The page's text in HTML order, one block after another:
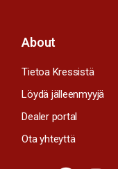
About
Tietoa Kressistä
Löydä jälleenmyyjä
Dealer portal
Ota yhteyttä